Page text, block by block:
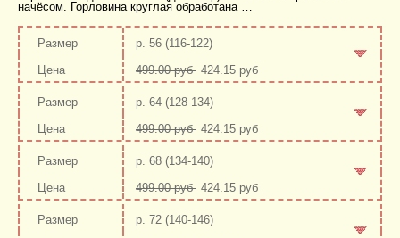
начёсом. Горловина круглая обработана …
р. 56 (116-122)
499.00 руб 424.15 руб
- +
р. 64 (128-134)
499.00 руб 424.15 руб
- +
р. 68 (134-140)
499.00 руб 424.15 руб
- +
р. 72 (140-146)